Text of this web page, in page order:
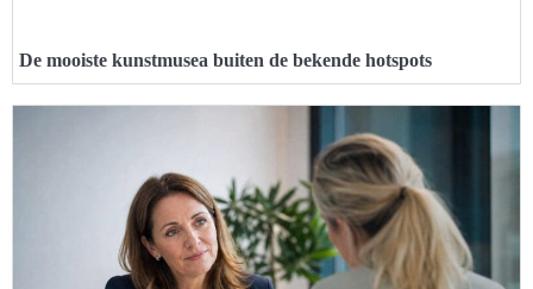
De mooiste kunstmusea buiten de bekende hotspots